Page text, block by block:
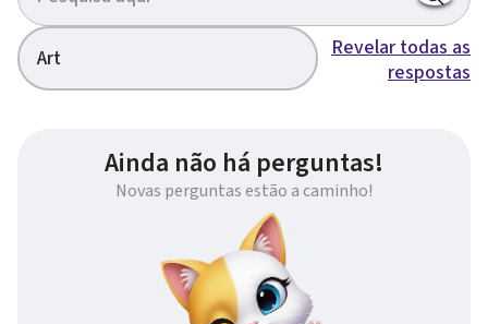
Art
Revelar todas as
respostas
Ainda não há perguntas!
Novas perguntas estão a caminho!